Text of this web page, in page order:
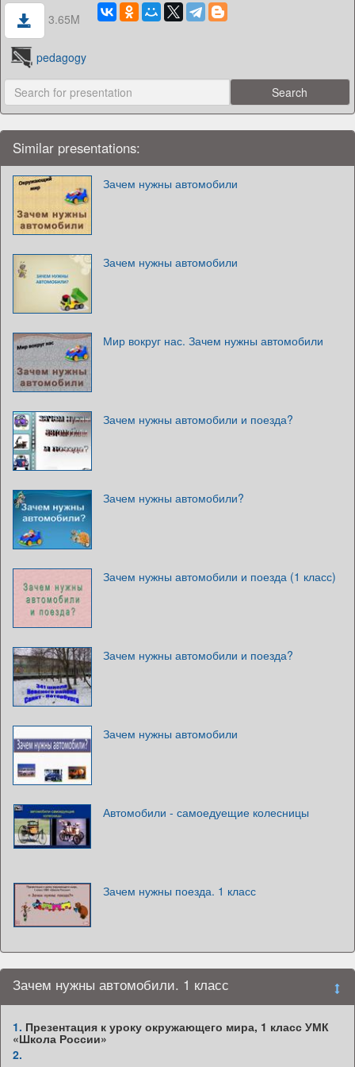
3.65M
pedagogy
Similar presentations:
Зачем нужны автомобили
Зачем нужны автомобили
Мир вокруг нас. Зачем нужны автомобили
Зачем нужны автомобили и поезда?
Зачем нужны автомобили?
Зачем нужны автомобили и поезда (1 класс)
Зачем нужны автомобили и поезда?
Зачем нужны автомобили
Автомобили - самоедуещие колесницы
Зачем нужны поезда. 1 класс
Зачем нужны автомобили. 1 класс
1. Презентация к уроку окружающего мира, 1 класс УМК
«Школа России»
2.